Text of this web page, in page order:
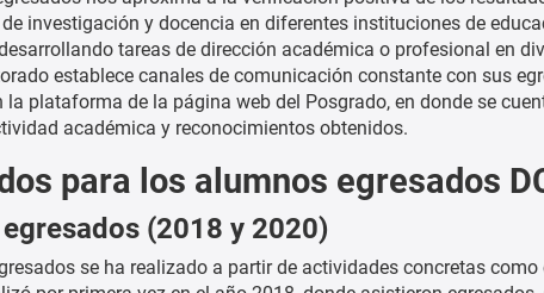
investigación y docencia en diferentes instituciones de
tareas de dirección académica o profesional en
establece canales de comunicación constante con sus
la plataforma de la página web del Posgrado, en donde se
académica y reconocimientos obtenidos.
para los alumnos egresados
(2018 y 2020)
se ha realizado a partir de actividades concretas como